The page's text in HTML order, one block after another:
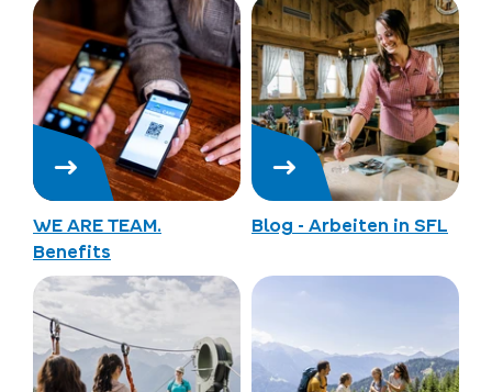
WE ARE TEAM.
Benefits
Blog - Arbeiten in SFL